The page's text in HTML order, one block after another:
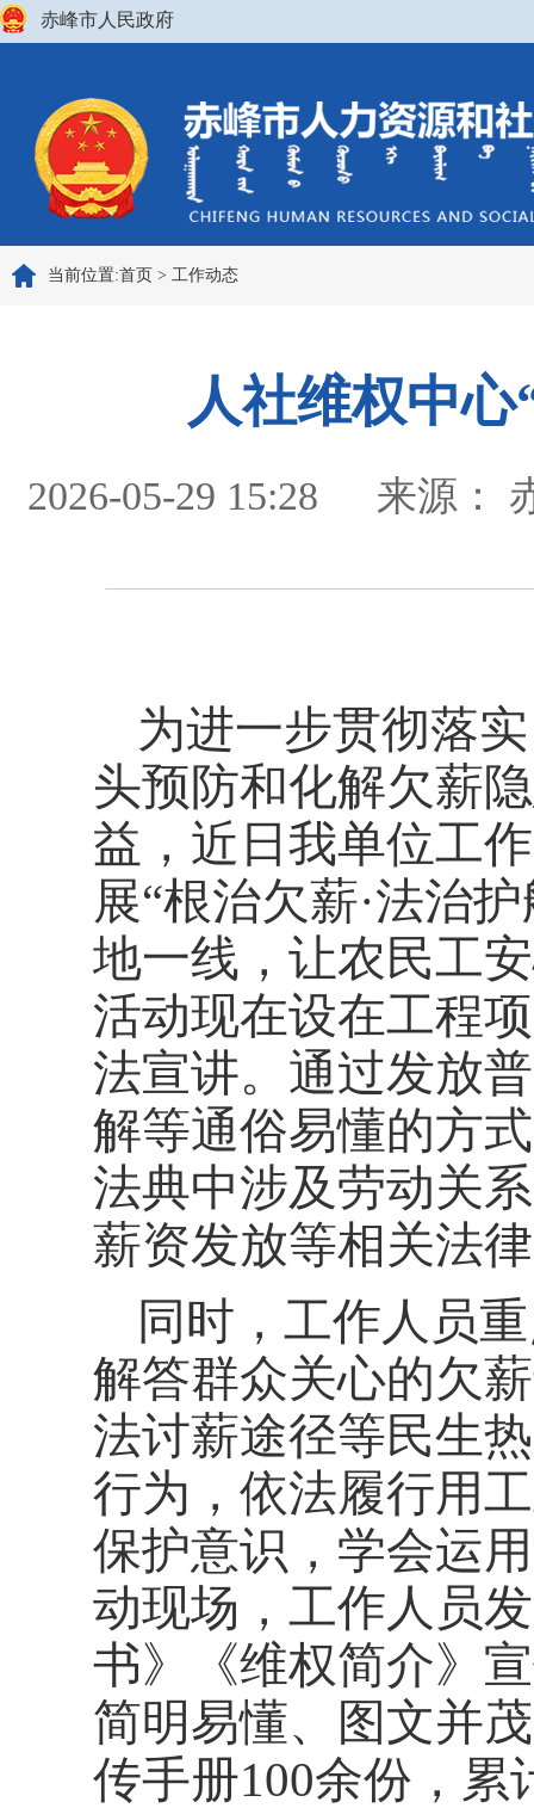
赤峰市人民政府
当前位置:首页 > 工作动态
人社维权中
2026-05-29 15:28 来源：
为进一步贯彻落
头预防和化解欠薪
益，近日 我单位工
展“根治欠薪·法治
地一线，让农民工
活动现在设在工程
法宣讲。通过发放
解等通俗易懂的方
法典中涉及劳动关
薪资发放等相关法
同时，工作人员
解答群众关心的欠
法讨薪途径等民生
行为，依法履行用
保护意识，学会运
动现场，工作人员
书》《维权简介》
简明易懂、图文并
传手册100余份，累